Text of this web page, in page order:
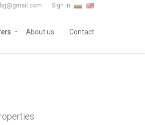
Sign In
About us Contact